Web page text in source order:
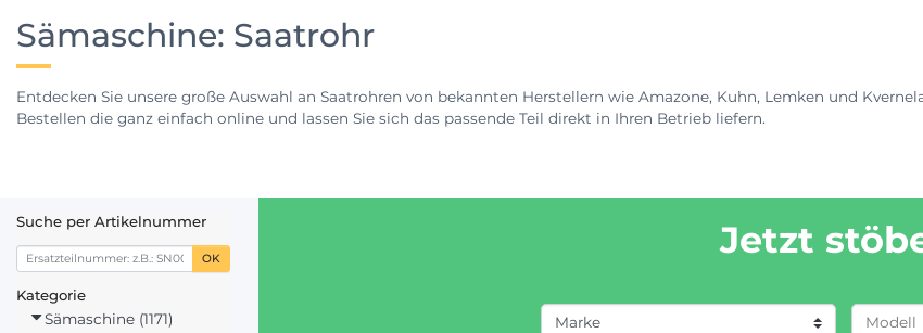
Sämaschine: Saatrohr
Entdecken Sie unsere große Auswahl an Saatrohren von bekannten Herstellern wie Amazone, Kuhn, Lemken und
Bestellen die ganz einfach online und lassen Sie sich das passende Teil direkt in Ihren Betrieb liefern.
Suche per Artikelnummer
OK
Kategorie
Sämaschine (1171)
Jetzt
Marke